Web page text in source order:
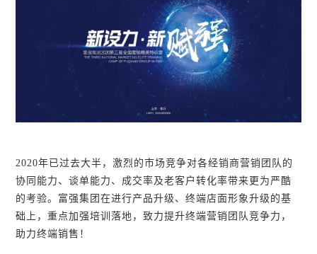
2020年已过去大半，激烈的市场竞争对各经销商营销团队的
协同能力、谈单能力、成交率及老客户转化率带来更为严酷
的考验。富强集团在进行产品升级、终端店面形象升级的基
础上，重点加强培训落地，致力提升终端营销团队竞争力，
助力终端销售！